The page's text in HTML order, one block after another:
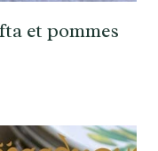
et pommes